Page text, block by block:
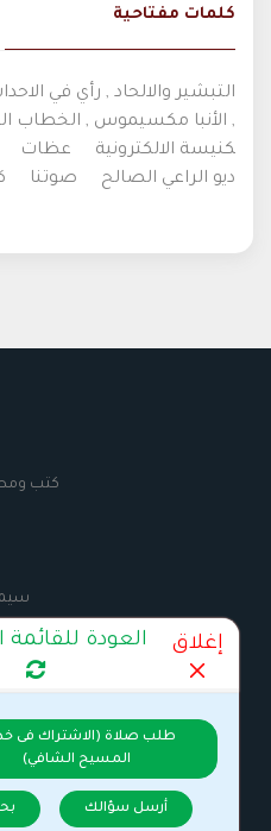
كلمات مفتاحية
التبشير والالحاد , رأي في
, الأنبا مكسيموس , الخطاب
كنيسة الالكترونية
عظات
ديو الراعي الصالح
صوتنا
كتب
السيرة الذاتية
إغلاق العودة للقائمة
طلب صلاة (الاشتراك فى
المسيح الشافي)
أرسل سؤالك